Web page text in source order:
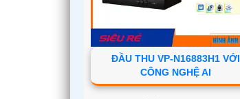
ĐẦU THU VP-N16883H1 VỚI
CÔNG NGHỆ AI